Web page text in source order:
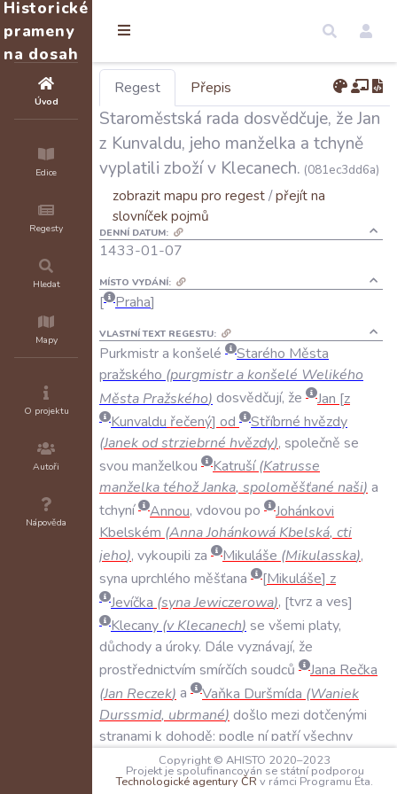
Historické
prameny
na dosah
Úvod
Edice
Regesty
Hledat
Mapy
O projektu
Autoři
Nápověda
Regest Přepis
Staroměstská rada dosvědčuje, že Jan
z Kunvaldu, jeho manželka a tchyně
vyplatili zboží v Klecanech. (081ec3dd6a)
zobrazit mapu pro regest/přejít na
slovníček pojmů
DENNÍ DATUM:
1433-01-07
MÍSTO VYDÁNÍ:
Praha
VLASTNÍ TEXT REGESTU:
Purkmistra konšelé Starého Města
pražského (purgmistrakonšelé Welikého
Města Pražského) dosvědčují, že Jan z
Kunvaldu řečený od Stříbrné hvězdy
(Janekodstrziebrné hvězdy), společně se
svou manželkou Katruší(Katrusse
manželkatéhožJanka, spoloměšťané naši) a
tchyní
Annou, vdovou po
Johánkovi
Kbelském (AnnaJohánkowá Kbelská, cti
jeho), vykoupili za Mikuláše (Mikulasska),
syna uprchlého měšťana Mikuláše z
Jevíčka (synaJewiczerowa), tvrza ves
Klecany (v Klecanech) se všemi platy,
důchodya úroky. Dále vyznávají, že
prostřednictvím smírčích soudců Jana Rečka
(Jan Reczek) a Vaňka Duršmída (Waniek
Durssmid, ubrmané) došlo mezi dotčenými
stranami k dohodě: podle nípatřívšechny
Klecanech,svýjimkouplatu
dvanáctikopgrošůnáležících Mikulášovi na
Copyright © AHISTO 2020–2023
Projekt je spolufinancován se státní podporou
Technologické agentury ČR v rámci Programu Éta.